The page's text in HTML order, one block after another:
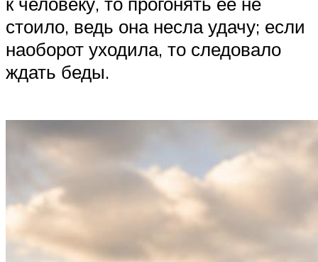
стоило, ведь она несла удачу; если
наоборот уходила, то следовало
ждать беды.